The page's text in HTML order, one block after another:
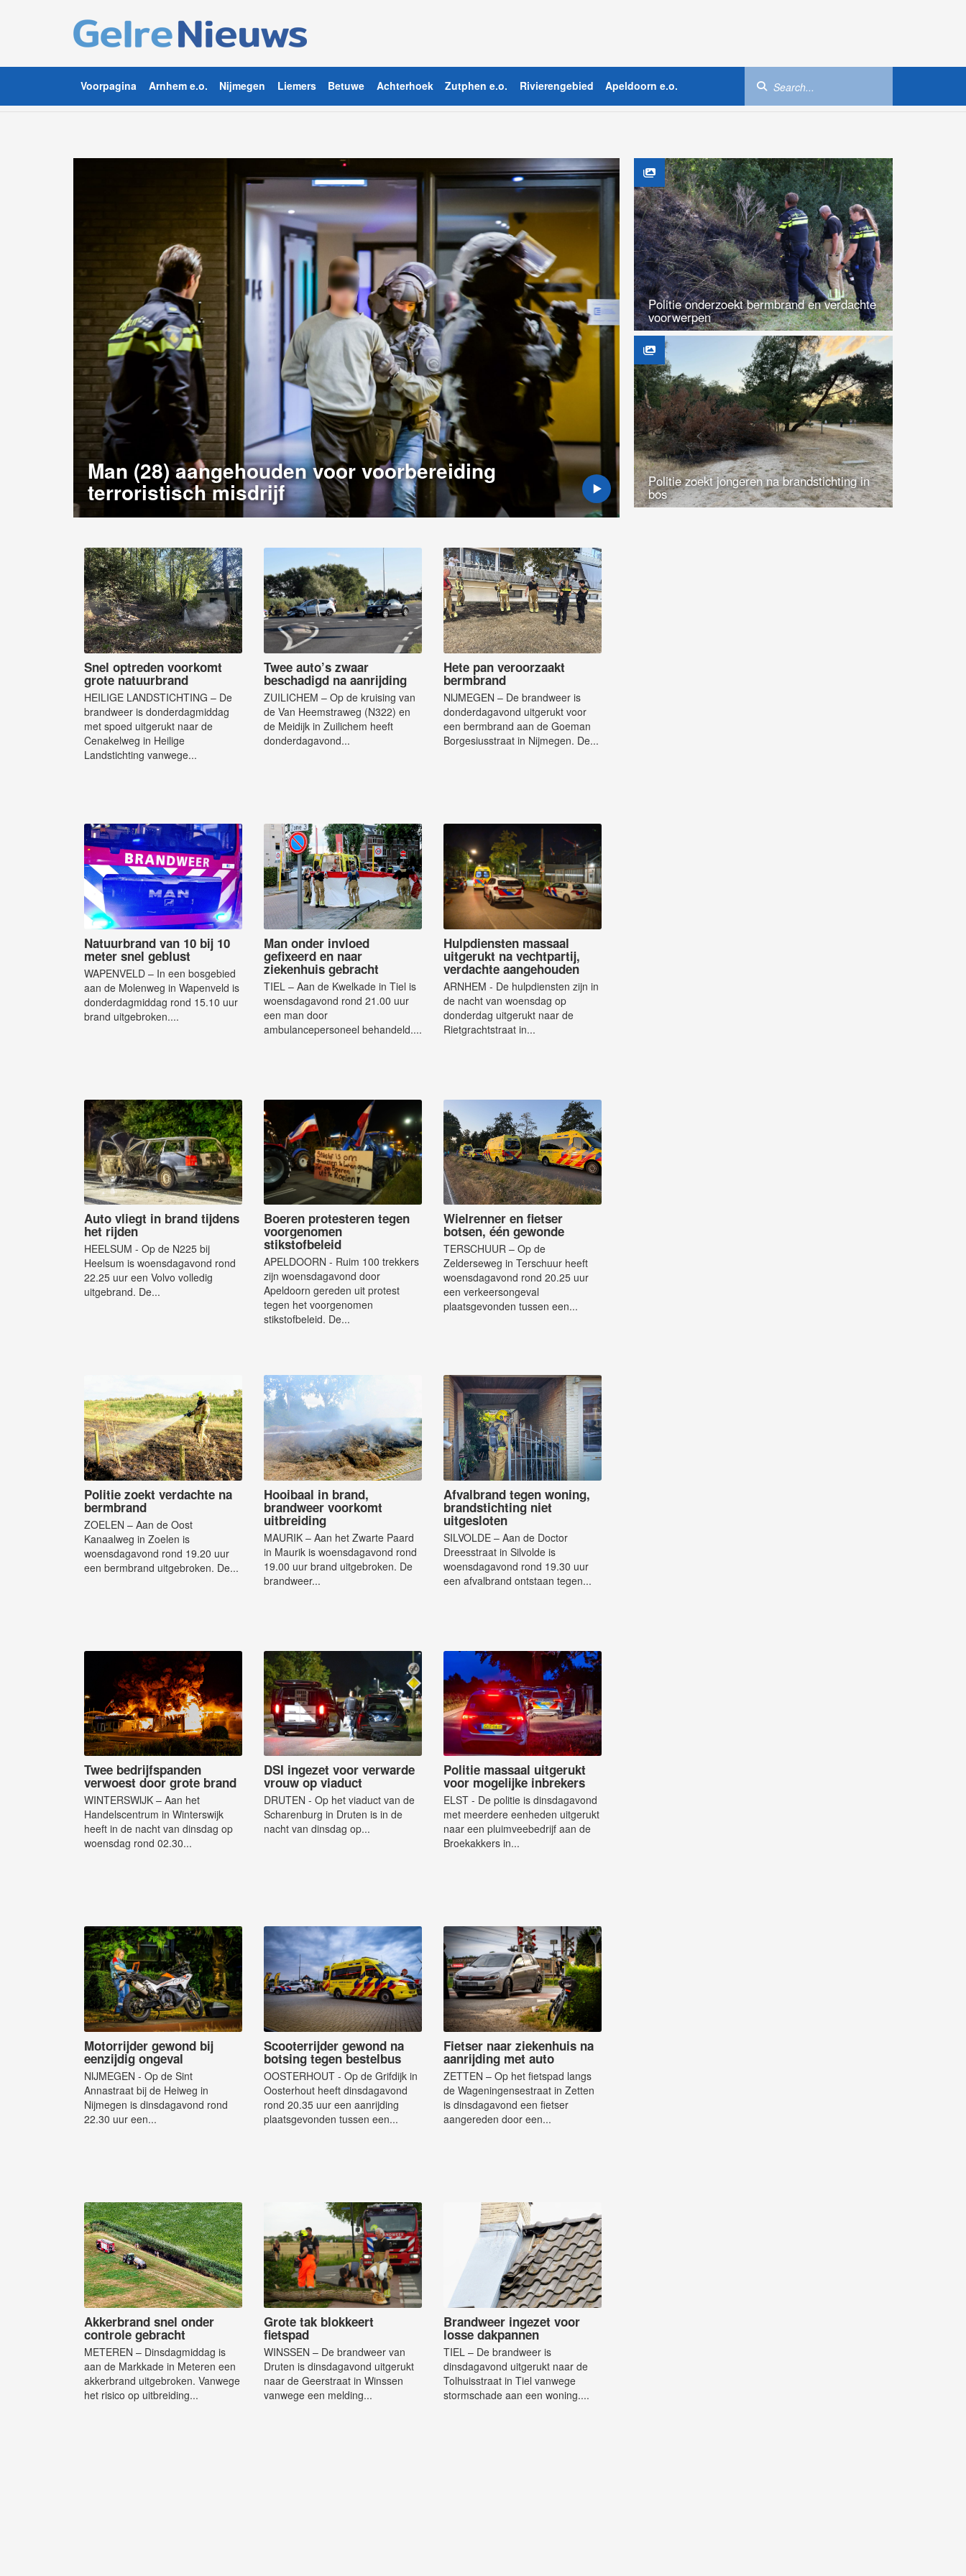
Voorpagina Arnhem e.o. Nijmegen Liemers Betuwe Achterhoek Zutphen e.o. Rivierengebied Apeldoorn e.o.
Man (28) aangehouden voor voorbereiding
terroristisch misdrijf
Politie onderzoekt bermbrand en verdachte
voorwerpen
Politie zoekt jongeren na brandstichting in
bos
Snel optreden voorkomt
grote natuurbrand
HEILIGE LANDSTICHTING – De
brandweer is donderdagmiddag
met spoed uitgerukt naar de
Cenakelweg in Heilige
Landstichting vanwege...
Twee auto’s zwaar
beschadigd na aanrijding
ZUILICHEM – Op de kruising van
de Van Heemstraweg (N322) en
de Meidijk in Zuilichem heeft
donderdagavond...
Hete pan veroorzaakt
bermbrand
NIJMEGEN – De brandweer is
donderdagavond uitgerukt voor
een bermbrand aan de Goeman
Borgesiusstraat in Nijmegen. De...
Natuurbrand van 10 bij 10
meter snel geblust
WAPENVELD – In een bosgebied
aan de Molenweg in Wapenveld is
donderdagmiddag rond 15.10 uur
brand uitgebroken....
Man onder invloed
gefixeerd en naar
ziekenhuis gebracht
TIEL – Aan de Kwelkade in Tiel is
woensdagavond rond 21.00 uur
een man door
ambulancepersoneel behandeld....
Hulpdiensten massaal
uitgerukt na vechtpartij,
verdachte aangehouden
ARNHEM - De hulpdiensten zijn in
de nacht van woensdag op
donderdag uitgerukt naar de
Rietgrachtstraat in...
Auto vliegt in brand tijdens
het rijden
HEELSUM - Op de N225 bij
Heelsum is woensdagavond rond
22.25 uur een Volvo volledig
uitgebrand. De...
Boeren protesteren tegen
voorgenomen
stikstofbeleid
APELDOORN - Ruim 100 trekkers
zijn woensdagavond door
Apeldoorn gereden uit protest
tegen het voorgenomen
stikstofbeleid. De...
Wielrenner en fietser
botsen, één gewonde
TERSCHUUR – Op de
Zelderseweg in Terschuur heeft
woensdagavond rond 20.25 uur
een verkeersongeval
plaatsgevonden tussen een...
Politie zoekt verdachte na
bermbrand
ZOELEN – Aan de Oost
Kanaalweg in Zoelen is
woensdagavond rond 19.20 uur
een bermbrand uitgebroken. De...
Hooibaal in brand,
brandweer voorkomt
uitbreiding
MAURIK – Aan het Zwarte Paard
in Maurik is woensdagavond rond
19.00 uur brand uitgebroken. De
brandweer...
Afvalbrand tegen woning,
brandstichting niet
uitgesloten
SILVOLDE – Aan de Doctor
Dreesstraat in Silvolde is
woensdagavond rond 19.30 uur
een afvalbrand ontstaan tegen...
Twee bedrijfspanden
verwoest door grote brand
WINTERSWIJK – Aan het
Handelscentrum in Winterswijk
heeft in de nacht van dinsdag op
woensdag rond 02.30...
DSI ingezet voor verwarde
vrouw op viaduct
DRUTEN - Op het viaduct van de
Scharenburg in Druten is in de
nacht van dinsdag op...
Politie massaal uitgerukt
voor mogelijke inbrekers
ELST - De politie is dinsdagavond
met meerdere eenheden uitgerukt
naar een pluimveebedrijf aan de
Broekakkers in...
Motorrijder gewond bij
eenzijdig ongeval
NIJMEGEN - Op de Sint
Annastraat bij de Heiweg in
Nijmegen is dinsdagavond rond
22.30 uur een...
Scooterrijder gewond na
botsing tegen bestelbus
OOSTERHOUT - Op de Grifdijk in
Oosterhout heeft dinsdagavond
rond 20.35 uur een aanrijding
plaatsgevonden tussen een...
Fietser naar ziekenhuis na
aanrijding met auto
ZETTEN – Op het fietspad langs
de Wageningensestraat in Zetten
is dinsdagavond een fietser
aangereden door een...
Akkerbrand snel onder
controle gebracht
METEREN – Dinsdagmiddag is
aan de Markkade in Meteren een
akkerbrand uitgebroken. Vanwege
het risico op uitbreiding...
Grote tak blokkeert
fietspad
WINSSEN – De brandweer van
Druten is dinsdagavond uitgerukt
naar de Geerstraat in Winssen
vanwege een melding...
Brandweer ingezet voor
losse dakpannen
TIEL – De brandweer is
dinsdagavond uitgerukt naar de
Tolhuisstraat in Tiel vanwege
stormschade aan een woning....